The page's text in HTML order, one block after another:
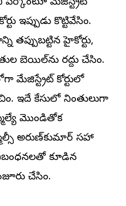
పేర్కొంటూ మేజిస్ట్రేట్
ఇప్పుడు కొట్టివేసింది.
తప్పుబట్టిన హైకోర్టు,
బెయిల్‌ను రద్దు చేసింది.
మేజిస్ట్రేట్ కోర్టులో
ఇదే కేసులో నిందితులుగా
మొండితోక
అరుణ్‌కుమార్ సహా
కూడిన
చేసింది.